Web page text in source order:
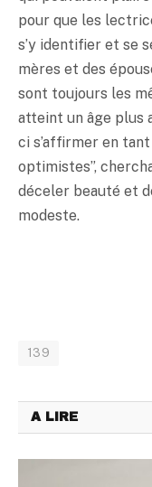
pour que les
s’y identifier et se
mères et des
sont toujours les
atteint un âge plus
ci s’affirmer en
optimistes”,
déceler beauté et
modeste.
139
A LIRE